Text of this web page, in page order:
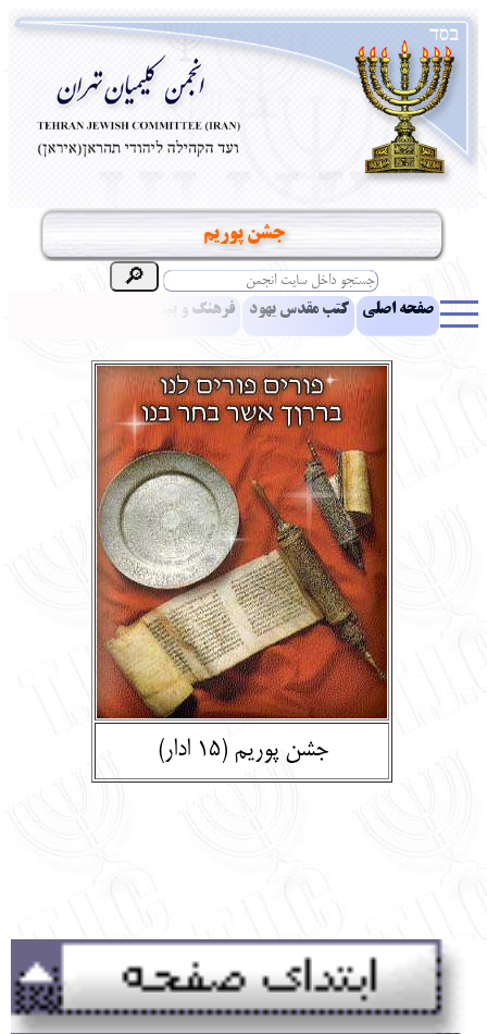
جشن پوریم
صفحه اصلی کتب مقدس یهود فرهنگ و بینش یهود
آموزش زبان عبری معرفی کتاب بناهای تاریخی
نرم‌افزار تحقیق یهودیان جهان آرشیو
نهاد های انجمن تماس باما پرسش و پاسخ انتقادات و پیشنهادات
English עברית
جشن پوریم (15 ادار)